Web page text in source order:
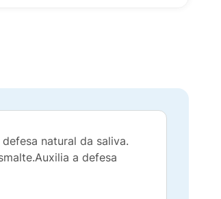
natural da saliva.
a defesa